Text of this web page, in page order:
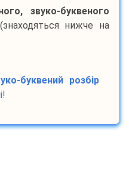
звуко-буквеного
(знаходяться нижче на
буквений розбір